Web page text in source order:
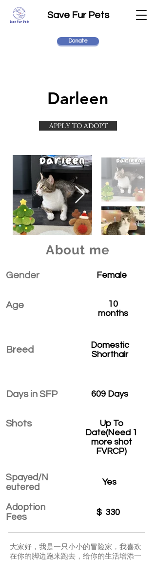
Save Fur Pets
Donate
Darleen
APPLY TO ADOPT
About me
Gender
Age
Breed
Days in SFP
Shots
Spayed/N
eutered
Adoption
Fees
Female
10
months
Domestic
Shorthair
609 Days
Up To
Date(Need 1
more shot
FVRCP)
Yes
$ 330
大家好，我是一只小小的冒险家，我喜欢
在你的脚边跑来跑去，给你的生活增添一